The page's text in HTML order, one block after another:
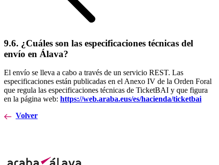
9.6. ¿Cuáles son las especificaciones técnicas del
envío en Álava?
El envío se lleva a cabo a través de un servicio REST. Las
especificaciones están publicadas en el Anexo IV de la Orden Foral
que regula las especificaciones técnicas de TicketBAI y que figura
en la página web: https://web.araba.eus/es/hacienda/ticketbai
Volver